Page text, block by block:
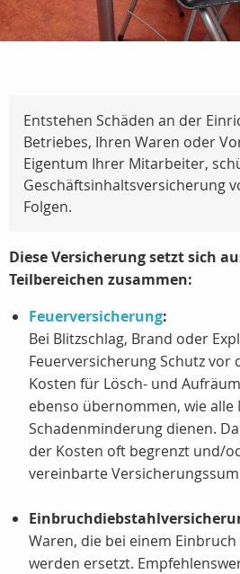
Entstehen Schäden an der
Betriebes, Ihren Waren oder
Eigentum Ihrer Mitarbeiter,
Geschäftsinhaltsversicherung
Folgen.
Diese Versicherung setzt sich
Teilbereichen zusammen:
Feuerversicherung:
Bei Blitzschlag, Brand oder
Feuerversicherung Schutz vor
Kosten für Lösch- und
ebenso übernommen, wie
Schadenminderung dienen.
der Kosten oft begrenzt und/
vereinbarte
Waren, die bei einem
werden ersetzt.